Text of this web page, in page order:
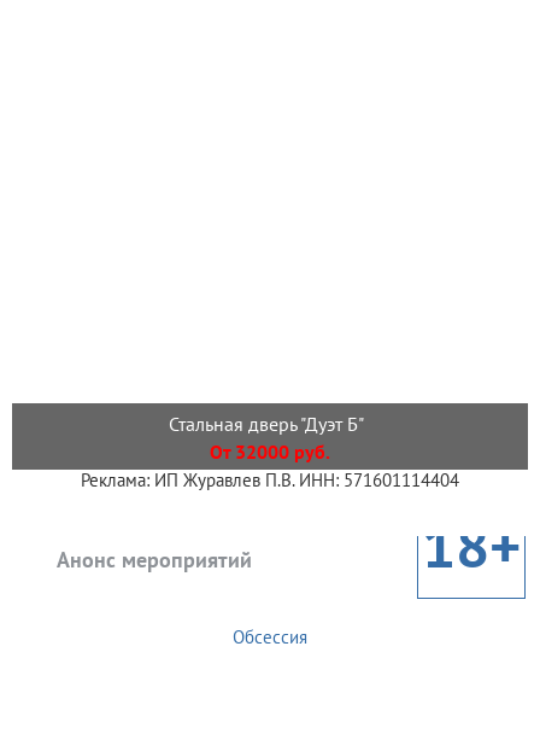
Стальная дверь "Дуэт Б"
От 32000 руб.
Реклама: ИП Журавлев П.В. ИНН: 571601114404
Анонс мероприятий 18+
Обсессия